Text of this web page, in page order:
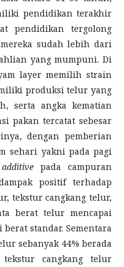
pendidikan terakhir
pendidikan tergolong
sudah lebih dari
yang mumpuni. Di
layer memilih strain
produksi telur yang
serta angka kematian
pakan tercatat sebesar
dengan pemberian
sehari yakni pada pagi
pada campuran
positif terhadap
tekstur cangkang telur,
berat telur mencapai
standar. Sementara
sebanyak 44% berada
cangkang telur